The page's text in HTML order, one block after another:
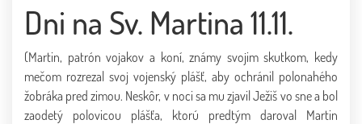
Dni na Sv. Martina 11.11.
(Martin, patrón vojakov a koní, známy svojim skutkom, kedy
mečom rozrezal svoj vojenský plášť, aby ochránil polonahého
žobráka pred zimou. Neskôr, v noci sa mu zjavil Ježiš vo sne a bol
zaodetý polovicou plášťa, ktorú predtým daroval Martin